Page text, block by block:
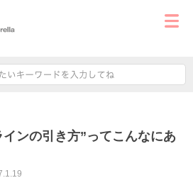
ンの引き方”ってこんなにあ